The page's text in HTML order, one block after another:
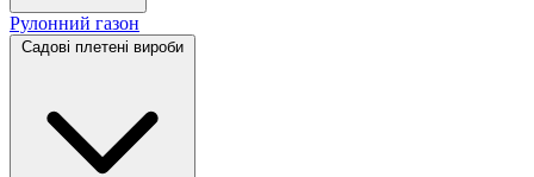
Рулонний газон
Садові плетені вироби